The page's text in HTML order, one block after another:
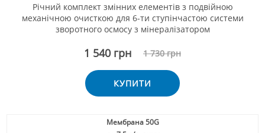
Річний комплект змінних елементів з подвійною
механічною очисткою для 6-ти ступінчастою системи
зворотного осмосу з мінералізатором
1 540 грн 1 730 грн
КУПИТИ
Мембрана 50G